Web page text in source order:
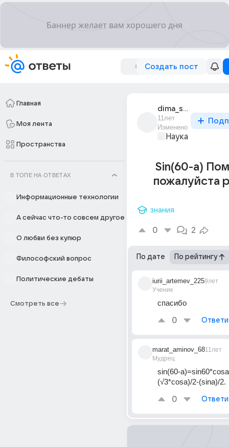
Создать пост
Главная
Моя лента
Пространства
В ТОПЕ НА ОТВЕТАХ
Информационные технологии
А сейчас что-то совсем другое
О любви без купюр
Философский вопрос
Политические дебаты
Смотреть все
dima_sviridenko_27
11лет
Изменено
Наука
Sin(60-a)
пожалуйста
знания
0 2
По дате По рейтингу
iurii_artemev_225
Ученик
9лет
спасибо
0
marat_aminov_68
Мудрец
11лет
sin(60-
(√3*cosa)/2-(sina)/2.
0